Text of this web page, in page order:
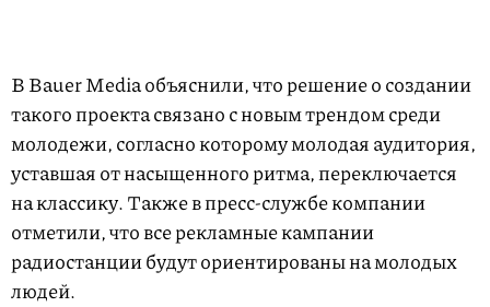
В Bauer Media объяснили, что решение о создании
такого проекта связано с новым трендом среди
молодежи, согласно которому молодая аудитория,
уставшая от насыщенного ритма, переключается
на классику. Также в пресс-службе компании
отметили, что все рекламные кампании
радиостанции будут ориентированы на молодых
людей.